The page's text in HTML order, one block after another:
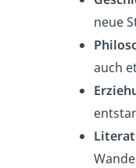
neue
auch